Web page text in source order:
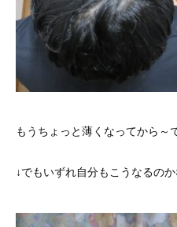
もうちょっと薄くなってから～
↓でもいずれ自分もこうなるのか